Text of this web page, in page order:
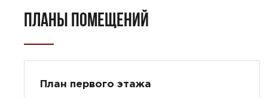
ПЛАНЫ ПОМЕЩЕНИЙ
План первого этажа